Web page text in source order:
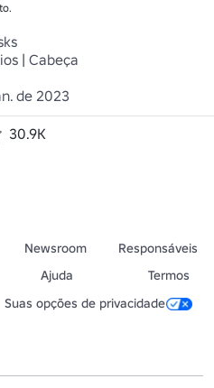
| Cabeça
de 2023
30.9K
Newsroom
Responsáveis
Ajuda
Termos
Suas opções de privacidade